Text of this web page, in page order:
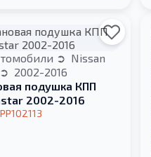
Nissan
2002-2016
подушка КПП
2002-2016
PP102113